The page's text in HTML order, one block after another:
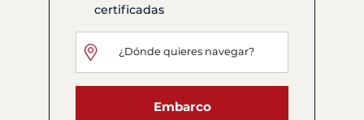
certificadas
Embarco